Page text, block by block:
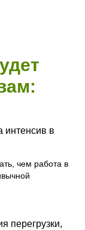
интенсив в
чем работа в
перегрузки,